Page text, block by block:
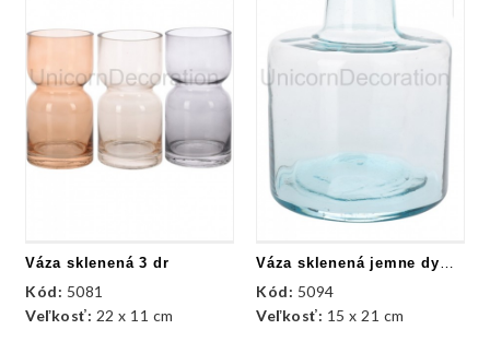
Váza sklenená 3 dr
Kód: 5081
Veľkosť: 22 x 11 cm
Váza sklenená jemne dymová
Kód: 5094
Veľkosť: 15 x 21 cm